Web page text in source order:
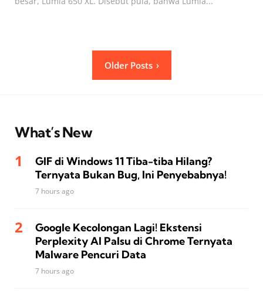
Older Posts
What’s New
GIF di Windows 11 Tiba-tiba Hilang?
Ternyata Bukan Bug, Ini Penyebabnya!
7 hours ago
Google Kecolongan Lagi! Ekstensi
Perplexity AI Palsu di Chrome Ternyata
Malware Pencuri Data
7 hours ago